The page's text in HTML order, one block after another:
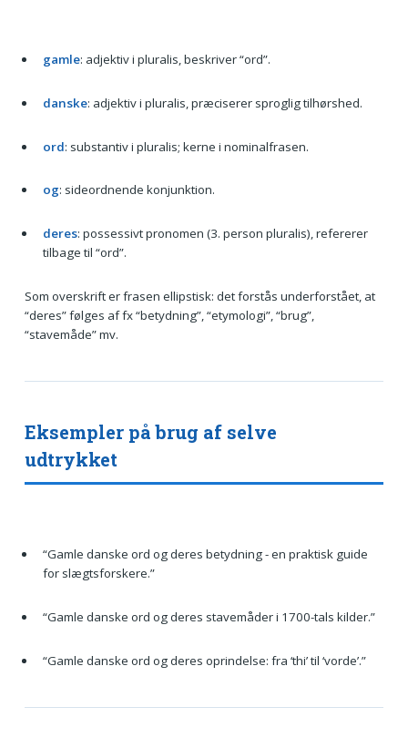
gamle: adjektiv i pluralis, beskriver “ord”.
danske: adjektiv i pluralis, præciserer sproglig tilhørshed.
ord: substantiv i pluralis; kerne i nominalfrasen.
og: sideordnende konjunktion.
deres: possessivt pronomen (3. person pluralis), refererer
tilbage til “ord”.
Som overskrift er frasen ellipstisk: det forstås underforstået, at
“deres” følges af fx “betydning”, “etymologi”, “brug”,
“stavemåde” mv.
Eksempler på brug af selve
udtrykket
“Gamle danske ord og deres betydning - en praktisk guide
for slægtsforskere.”
“Gamle danske ord og deres stavemåder i 1700-tals kilder.”
“Gamle danske ord og deres oprindelse: fra ‘thi’ til ‘vorde’.”